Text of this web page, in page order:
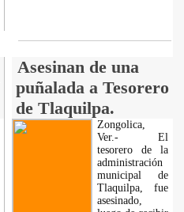
Asesinan de una
puñalada a Tesorero
de Tlaquilpa.
Zongolica,
Ver.- El
tesorero de la
administración
municipal de
Tlaquilpa, fue
asesinado,